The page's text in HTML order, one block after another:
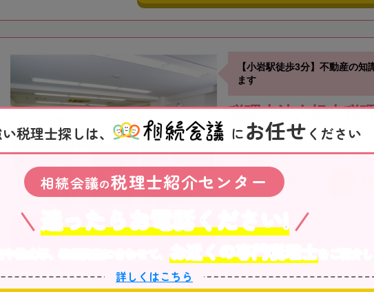
【小岩駅徒歩3分】不動産の
ます
税理士法人根本税
社
全国対応
税理士法人根本税理士事務所小
分にある税理士事務所です。些
事務所の詳細を見る
税理士探しは、 にお任せ ください
相続会議の税理士紹介センター
迷ったらお電話ください!
お近くの専門税理士
詳しくはこちら